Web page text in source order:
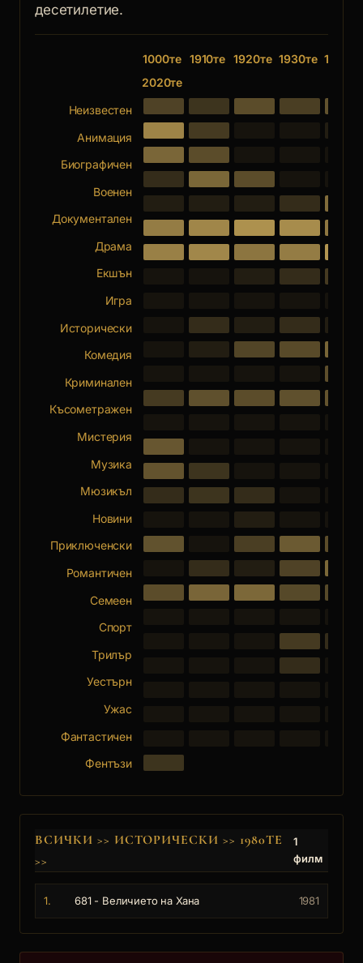
десетилетие.
1000те 1910те 1920те 1930те 1940те
2020те
Неизвестен
Анимация
Биографичен
Военен
Документален
Драма
Екшън
Игра
Исторически
Комедия
Криминален
Късометражен
Мистерия
Музика
Мюзикъл
Новини
Приключенски
Романтичен
Семеен
Спорт
Трилър
Уестърн
Ужас
Фантастичен
Фентъзи
ВСИЧКИ >> ИСТОРИЧЕСКИ >> 1980ТЕ
>>
1
филм
1. 681 - Величието на Хана 1981